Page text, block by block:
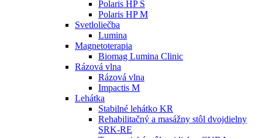
Polaris HP S
Polaris HP M
Svetloliečba
Lumina
Magnetoterapia
Biomag Lumina Clinic
Rázová vlna
Rázová vlna
Impactis M
Lehátka
Stabilné lehátko KR
Rehabilitačný a masážny stôl dvojdielny
SRK-RE